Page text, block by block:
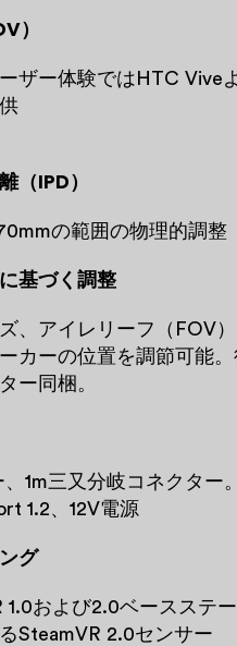
）
ザー体験ではHTC Vive
（IPD）
の範囲の物理的調整
基づく調整
、アイレリーフ（FOV
カーの位置を調節可能
ー同梱。
1m三又分岐コネクター
1.2、12V電源
グ
1.0および2.0ベースステ
SteamVR 2.0センサー